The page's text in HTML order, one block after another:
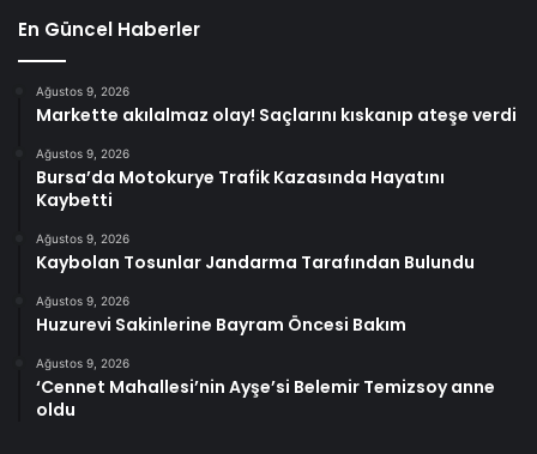
En Güncel Haberler
Ağustos 9, 2026
Markette akılalmaz olay! Saçlarını kıskanıp ateşe verdi
Ağustos 9, 2026
Bursa’da Motokurye Trafik Kazasında Hayatını
Kaybetti
Ağustos 9, 2026
Kaybolan Tosunlar Jandarma Tarafından Bulundu
Ağustos 9, 2026
Huzurevi Sakinlerine Bayram Öncesi Bakım
Ağustos 9, 2026
‘Cennet Mahallesi’nin Ayşe’si Belemir Temizsoy anne
oldu